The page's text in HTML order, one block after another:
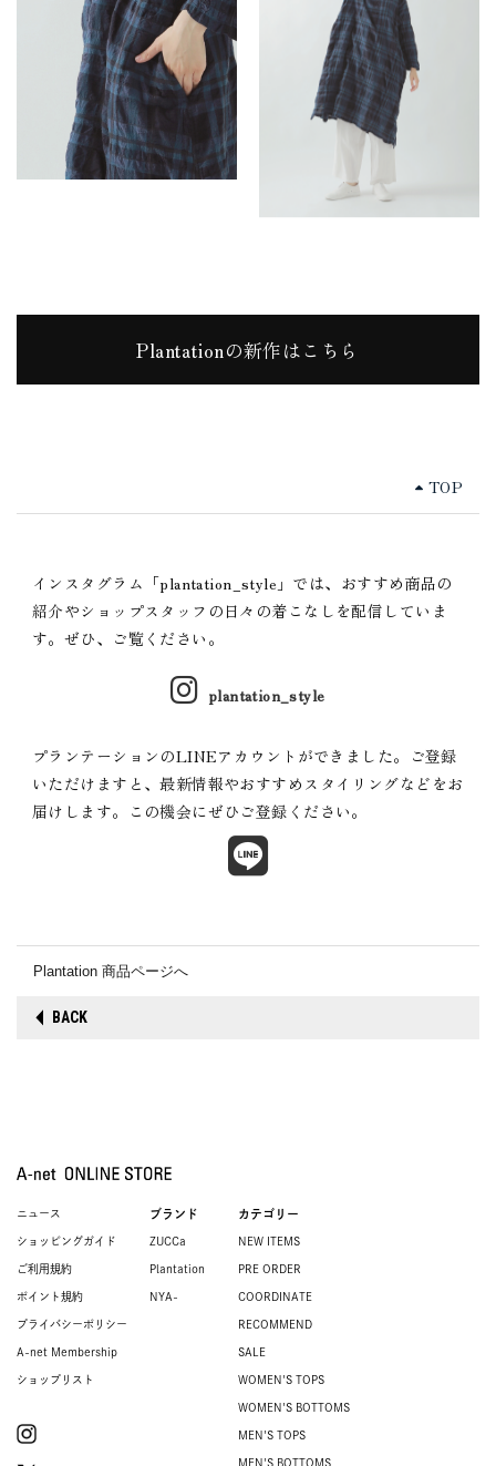
Plantationの新作はこちら
TOP
インスタグラム「plantation_style」では、おすすめ商品の
紹介やショップスタッフの日々の着こなしを配信していま
す。ぜひ、ご覧ください。
plantation_style
プランテーションのLINEアカウントができました。ご登録
いただけますと、最新情報やおすすめスタイリングなどをお
届けします。この機会にぜひご登録ください。
Plantation 商品ページへ
BACK
ニュース
ショッピングガイド
ご利用規約
ポイント規約
プライバシーポリシー
A-net Membership
ショップリスト
ブランド
ZUCCa
Plantation
NYA-
カテゴリー
NEW ITEMS
PRE ORDER
COORDINATE
RECOMMEND
SALE
WOMEN'S TOPS
WOMEN'S BOTTOMS
MEN'S TOPS
MEN'S BOTTOMS